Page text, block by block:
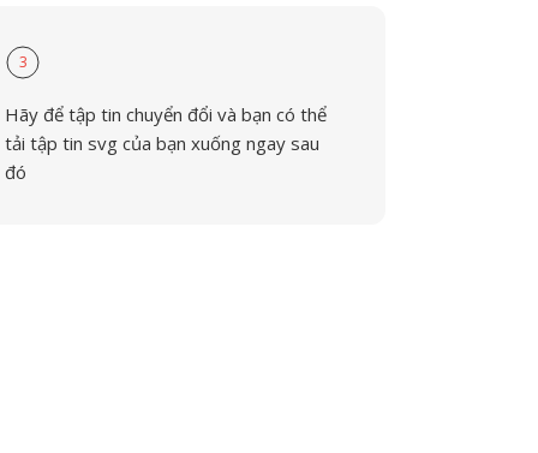
3
Hãy để tập tin chuyển đổi và bạn có thể
tải tập tin svg của bạn xuống ngay sau
đó